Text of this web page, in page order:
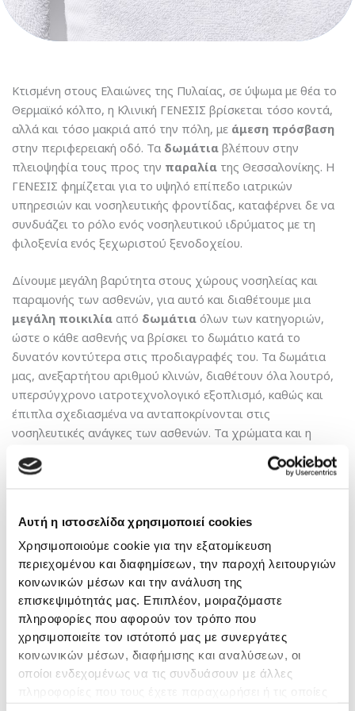
Αυτή η ιστοσελίδα χρησιμοποιεί cookies
Χρησιμοποιούμε cookie για την εξατομίκευση
περιεχομένου και διαφημίσεων, την παροχή λειτουργιών
κοινωνικών μέσων και την ανάλυση της
επισκεψιμότητάς μας. Επιπλέον, μοιραζόμαστε
πληροφορίες που αφορούν τον τρόπο που
χρησιμοποιείτε τον ιστότοπό μας με συνεργάτες
κοινωνικών μέσων, διαφήμισης και αναλύσεων, οι
οποίοι ενδεχομένως να τις συνδυάσουν με άλλες
Κτισμένη στους Ελαιώνες της Πυλαίας, σε ύψωμα με θέα το
Θερμαϊκό κόλπο, η Κλινική ΓΕΝΕΣΙΣ βρίσκεται τόσο κοντά,
αλλά και τόσο μακριά από την πόλη, με άμεση πρόσβαση
στην περιφερειακή οδό. Τα δωμάτια βλέπουν στην
πλειοψηφία τους προς την παραλία της Θεσσαλονίκης. Η
ΓΕΝΕΣΙΣ φημίζεται για το υψηλό επίπεδο ιατρικών
υπηρεσιών και νοσηλευτικής φροντίδας, καταφέρνει δε να
συνδυάζει το ρόλο ενός νοσηλευτικού ιδρύματος με τη
φιλοξενία ενός ξεχωριστού ξενοδοχείου.
Δίνουμε μεγάλη βαρύτητα στους χώρους νοσηλείας και
παραμονής των ασθενών, για αυτό και διαθέτουμε μια
μεγάλη ποικιλία από δωμάτια όλων των κατηγοριών,
ώστε ο κάθε ασθενής να βρίσκει το δωμάτιο κατά το
δυνατόν κοντύτερα στις προδιαγραφές του. Τα δωμάτια
μας, ανεξαρτήτου αριθμού κλινών, διαθέτουν όλα λουτρό,
υπερσύγχρονο ιατροτεχνολογικό εξοπλισμό, καθώς και
έπιπλα σχεδιασμένα να ανταποκρίνονται στις
νοσηλευτικές ανάγκες των ασθενών. Τα χρώματα και η
διακόσμηση των δωματίων είναι φιλικά, οι χώροι τους
ευρύχωροι και διαθέτουν όλα κλιματισμό, τηλεόραση,
Μοναδικά προνόμια
Ανάλογα με την κατηγορία δωματίου, στη διαμονή μπορούν
να συμπεριλαμβάνονται μοναδικά προνόμια
επιλογή γευμάτων, αποκλειστική θέση στάθμευσης, Room
Service (γεύματα), φιλοξενία και σίτιση συνοδού.
Στην περίπτωση που λόγω πληρότητας διαμένετε σε
δωμάτιο διαφορετικής κατηγορίας, σας υποσχόμαστε ότι